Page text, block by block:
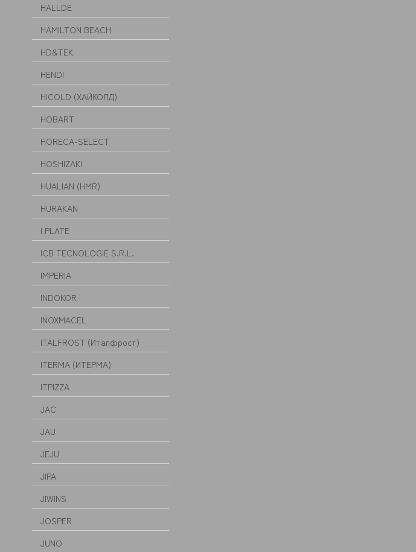
HALLDE
HAMILTON BEACH
HD&TEK
HENDI
HICOLD (ХАЙКОЛД)
HOBART
HORECA-SELECT
HOSHIZAKI
HUALIAN (HMR)
HURAKAN
I PLATE
ICB TECNOLOGIE S.R.L.
IMPERIA
INDOKOR
INOXMACEL
ITALFROST (Италфрост)
ITERMA (ИТЕРМА)
ITPIZZA
JAC
JAU
JEJU
JIPA
JIWINS
JOSPER
JUNO